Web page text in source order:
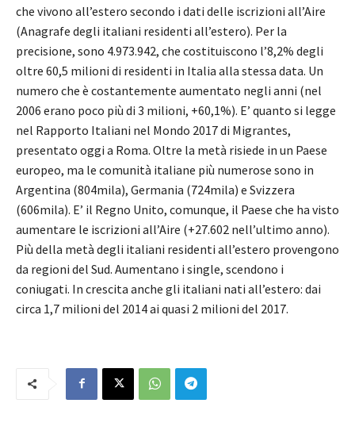
che vivono all’estero secondo i dati delle iscrizioni all’Aire
(Anagrafe degli italiani residenti all’estero). Per la
precisione, sono 4.973.942, che costituiscono l’8,2% degli
oltre 60,5 milioni di residenti in Italia alla stessa data. Un
numero che è costantemente aumentato negli anni (nel
2006 erano poco più di 3 milioni, +60,1%). E’ quanto si legge
nel Rapporto Italiani nel Mondo 2017 di Migrantes,
presentato oggi a Roma. Oltre la metà risiede in un Paese
europeo, ma le comunità italiane più numerose sono in
Argentina (804mila), Germania (724mila) e Svizzera
(606mila). E’ il Regno Unito, comunque, il Paese che ha visto
aumentare le iscrizioni all’Aire (+27.602 nell’ultimo anno).
Più della metà degli italiani residenti all’estero provengono
da regioni del Sud. Aumentano i single, scendono i
coniugati. In crescita anche gli italiani nati all’estero: dai
circa 1,7 milioni del 2014 ai quasi 2 milioni del 2017.